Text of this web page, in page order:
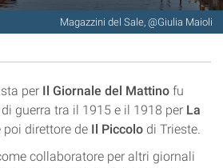
Magazzini del Sale, @Giulia Maioli
per Il Giornale del Mattino fu
guerra tra il 1915 e il 1918 per La
poi direttore de Il Piccolo di Trieste.
collaboratore per altri giornali